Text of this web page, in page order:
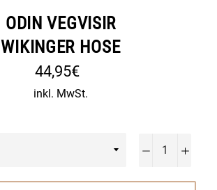
ODIN VEGVISIR
WIKINGER HOSE
Normaler
Preis
44,95€
inkl. MwSt.
− +